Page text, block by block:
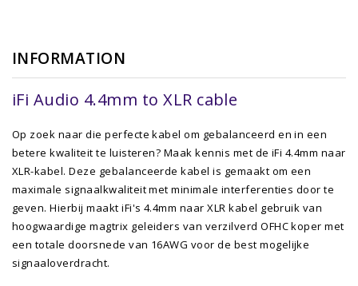
INFORMATION
iFi Audio 4.4mm to XLR cable
Op zoek naar die perfecte kabel om gebalanceerd en in een
betere kwaliteit te luisteren? Maak kennis met de iFi 4.4mm naar
XLR-kabel. Deze gebalanceerde kabel is gemaakt om een
maximale signaalkwaliteit met minimale interferenties door te
geven. Hierbij maakt iFi's 4.4mm naar XLR kabel gebruik van
hoogwaardige magtrix geleiders van verzilverd OFHC koper met
een totale doorsnede van 16AWG voor de best mogelijke
signaaloverdracht.